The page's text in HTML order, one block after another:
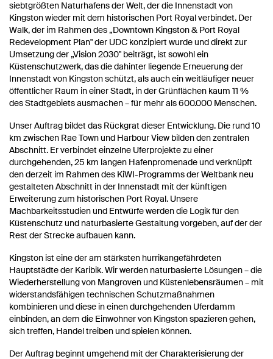
siebtgrößten Naturhafens der Welt, der die Innenstadt von
Kingston wieder mit dem historischen Port Royal verbindet. Der
Walk, der im Rahmen des „Downtown Kingston & Port Royal
Redevelopment Plan" der UDC konzipiert wurde und direkt zur
Umsetzung der „Vision 2030" beiträgt, ist sowohl ein
Küstenschutzwerk, das die dahinter liegende Erneuerung der
Innenstadt von Kingston schützt, als auch ein weitläufiger neuer
öffentlicher Raum in einer Stadt, in der Grünflächen kaum 11 %
des Stadtgebiets ausmachen – für mehr als 600.000 Menschen.
Unser Auftrag bildet das Rückgrat dieser Entwicklung. Die rund 10
km zwischen Rae Town und Harbour View bilden den zentralen
Abschnitt. Er verbindet einzelne Uferprojekte zu einer
durchgehenden, 25 km langen Hafenpromenade und verknüpft
den derzeit im Rahmen des KiWI-Programms der Weltbank neu
gestalteten Abschnitt in der Innenstadt mit der künftigen
Erweiterung zum historischen Port Royal. Unsere
Machbarkeitsstudien und Entwürfe werden die Logik für den
Küstenschutz und naturbasierte Gestaltung vorgeben, auf der der
Rest der Strecke aufbauen kann.
Kingston ist eine der am stärksten hurrikangefährdeten
Hauptstädte der Karibik. Wir werden naturbasierte Lösungen – die
Wiederherstellung von Mangroven und Küstenlebensräumen – mit
widerstandsfähigen technischen Schutzmaßnahmen
kombinieren und diese in einen durchgehenden Uferdamm
einbinden, an dem die Einwohner von Kingston spazieren gehen,
sich treffen, Handel treiben und spielen können.
Der Auftrag beginnt umgehend mit der Charakterisierung der